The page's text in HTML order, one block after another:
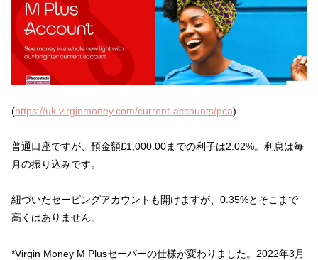
(https://uk.virginmoney.com/current-accounts/pca)
普通口座ですが、預金額£1,000.00までの利子は2.02%。利息は毎
月の振り込みです。
紐づいたセービングアカウントも開けますが、0.35%とそこまで
高くはありません。
*Virgin Money M Plusセーバーの仕様が変わりました。2022年3月